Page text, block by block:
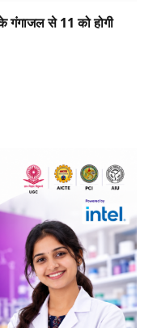
से 11 को होगी